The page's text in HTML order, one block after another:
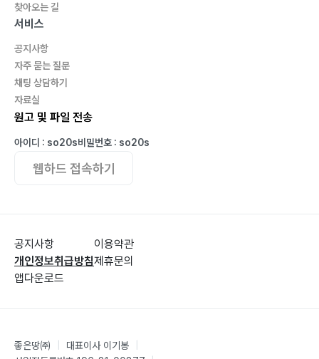
제4부 길에서 만난 사람들
이유(理由)
그리움의 근원(思/故鄕)
강물 위 달빛(江月)
이동(移動)
보이지 않는 아름다움(夜香)
명함지갑(名銜皮匣) 2
어머니 밥상(母飯床)
돌아보는 마음(歸心)
포용(慈心)
찾아오는 길
서비스
공지사항
자주 묻는 질문
채팅 상담하기
자료실
원고 및 파일 전송
아이디 : so20s비밀번호 : so20s
웹하드 접속하기
공지사항
개인정보취급방침
앱다운로드
이용약관
제휴문의
좋은땅㈜ 대표이사 이기봉